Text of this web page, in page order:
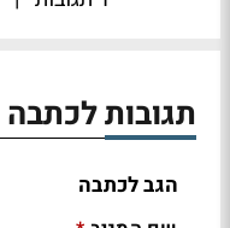
תגובות לכתבה
הגב לכתבה